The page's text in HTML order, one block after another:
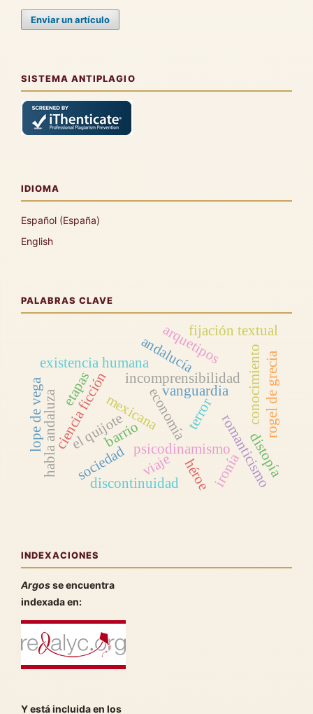
Enviar un artículo
SISTEMA ANTIPLAGIO
IDIOMA
Español (España)
English
PALABRAS CLAVE
economía
incomprensibilidad
psicodinamismo
terrorromanticismo
mexicana
barrio
existencia humana conocimiento
ironía
ciencia ficción
habla andaluza el quijote
andalucía
vanguardia
distopía
rogel de grecia
lope de vega
sociedad
etapas
arquetipos
viaje héroe
fijación textual
discontinuidad
INDEXACIONES
Argosse encuentra
indexada en:
Y está incluida en los